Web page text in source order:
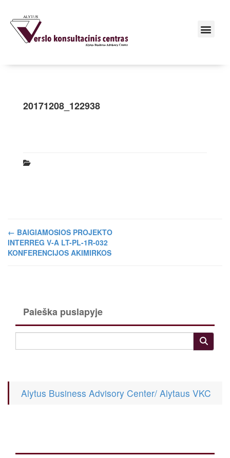
20171208_122938
← BAIGIAMOSIOS PROJEKTO
INTERREG V-A LT-PL-1R-032
KONFERENCIJOS AKIMIRKOS
Paieška puslapyje
Alytus Business Advisory Center/ Alytaus VKC